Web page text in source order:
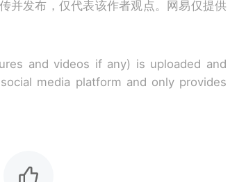
并发布，仅代表该作者观点。网易仅提供
and videos if any) is uploaded and
media platform and only provides